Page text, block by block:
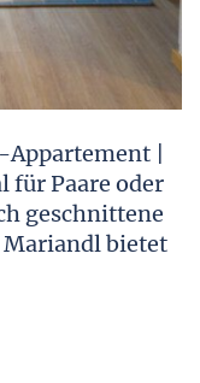
|
für Paare oder
geschnittene
bietet